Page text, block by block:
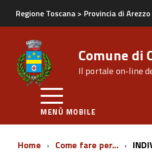
Regione Toscana > Provincia di Arezzo
Comune di
Il portale on-line
MENÙ MOBILE
Home Come fare per...